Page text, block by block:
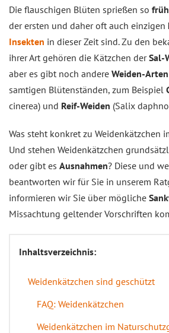
Die flauschigen Blüten sprießen so
der ersten und daher oft auch einzigen
Insekten in dieser Zeit sind. Zu den
ihrer Art gehören die Kätzchen derSal-
aber es gibt noch andere Weiden-
samtigen Blütenständen, zum Beispiel
cinerea) und Reif-Weiden (Salix
Was steht konkret zu Weidenkätzchen
Und stehen Weidenkätzchen
oder gibt es Ausnahmen? Diese und
beantworten wir für Sie in unserem
informieren wir Sie über mögliche
Missachtung geltender Vorschriften
Inhaltsverzeichnis:
Weidenkätzchen sind geschützt
FAQ: Weidenkätzchen
Weidenkätzchen im